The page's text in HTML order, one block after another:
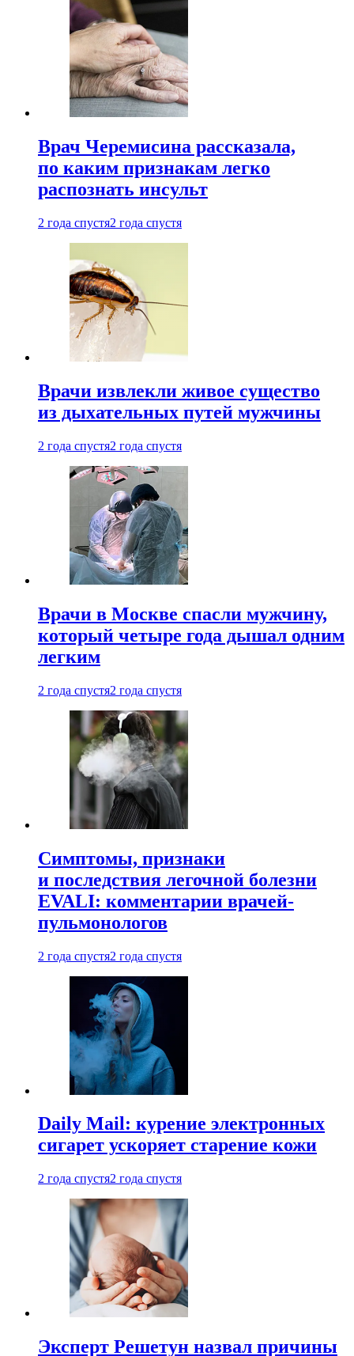
Врач Черемисина рассказала,
по каким признакам легко
распознать инсульт
2 года спустя2 года спустя
Врачи извлекли живое существо
из дыхательных путей мужчины
2 года спустя2 года спустя
Врачи в Москве спасли мужчину,
который четыре года дышал одним
легким
2 года спустя2 года спустя
Симптомы, признаки
и последствия легочной болезни
EVALI: комментарии врачей-
пульмонологов
2 года спустя2 года спустя
Daily Mail: курение электронных
сигарет ускоряет старение кожи
2 года спустя2 года спустя
Эксперт Решетун назвал причины